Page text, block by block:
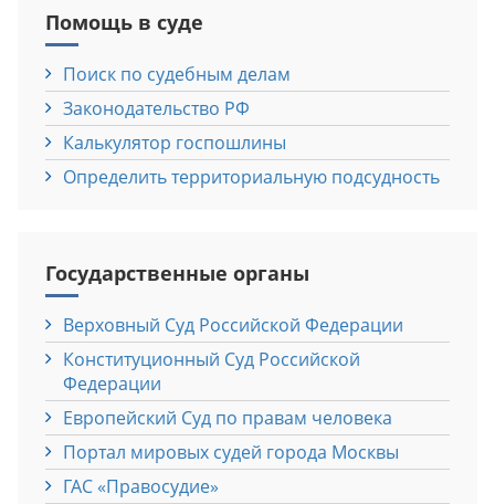
Помощь в суде
Поиск по судебным делам
Законодательство РФ
Калькулятор госпошлины
Определить территориальную подсудность
Государственные органы
Верховный Cуд Российской Федерации
Конституционный Cуд Российской
Федерации
Европейский Cуд по правам человека
Портал мировых судей города Москвы
ГАС «Правосудие»